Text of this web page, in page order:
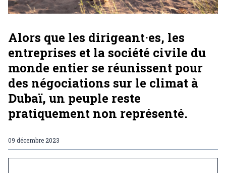
Alors que les dirigeant·es, les
entreprises et la société civile du
monde entier se réunissent pour
des négociations sur le climat à
Dubaï, un peuple reste
pratiquement non représenté.
09 décembre 2023